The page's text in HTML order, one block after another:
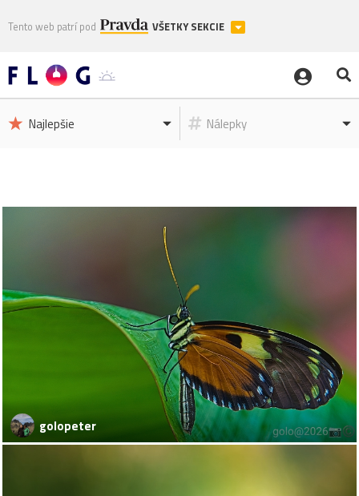
Tento web patrí pod VŠETKY SEKCIE
Najlepšie Nálepky
golopeter